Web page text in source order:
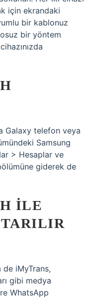
için ekrandaki
bir kablonuz
bir yöntem
Galaxy telefon veya
Samsung
> Hesaplar ve
giderek de
ILE
iMyTrans,
gibi medya
WhatsApp